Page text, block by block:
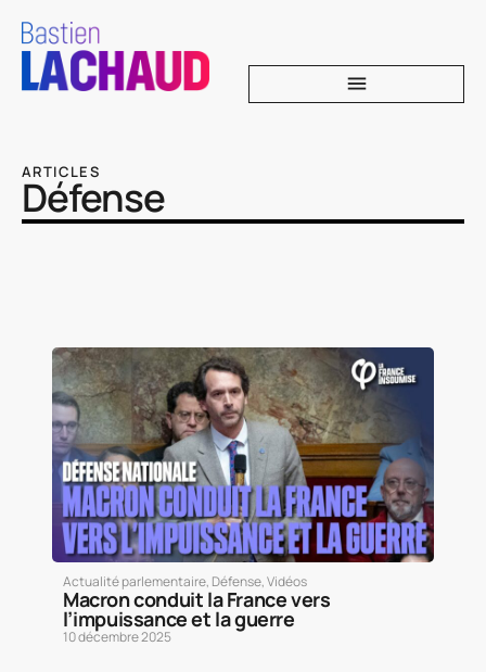
ARTICLES
Défense
Actualité parlementaire, Défense,Vidéos
Macron conduit la France vers
l’impuissance et la guerre
10 décembre 2025